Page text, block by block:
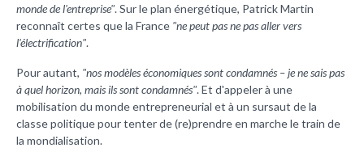
monde de l'entreprise". Sur le plan énergétique, Patrick Martin
reconnaît certes que la France "ne peut pas ne pas aller vers
l'électrification".
Pour autant, "nos modèles économiques sont condamnés – je ne sais pas
à quel horizon, mais ils sont condamnés". Et d'appeler à une
mobilisation du monde entrepreneurial et à un sursaut de la
classe politique pour tenter de (re)prendre en marche le train de
la mondialisation.